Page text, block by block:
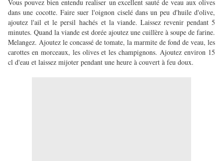
Vous pouvez bien entendu realiser un excellent sauté de veau aux olives
dans une cocotte. Faire suer l'oignon ciselé dans un peu d'huile d'olive,
ajoutez l'ail et le persil hachés et la viande. Laissez revenir pendant 5
minutes. Quand la viande est dorée ajoutez une cuillère à soupe de farine.
Melangez. Ajoutez le concassé de tomate, la marmite de fond de veau, les
carottes en morceaux, les olives et les champignons. Ajoutez environ 15
cl d'eau et laissez mijoter pendant une heure à couvert à feu doux.